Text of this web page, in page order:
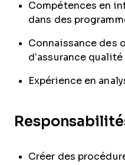
Compétences en
dans des
Connaissance des
d’assurance qualité
Expérience en
Créer des